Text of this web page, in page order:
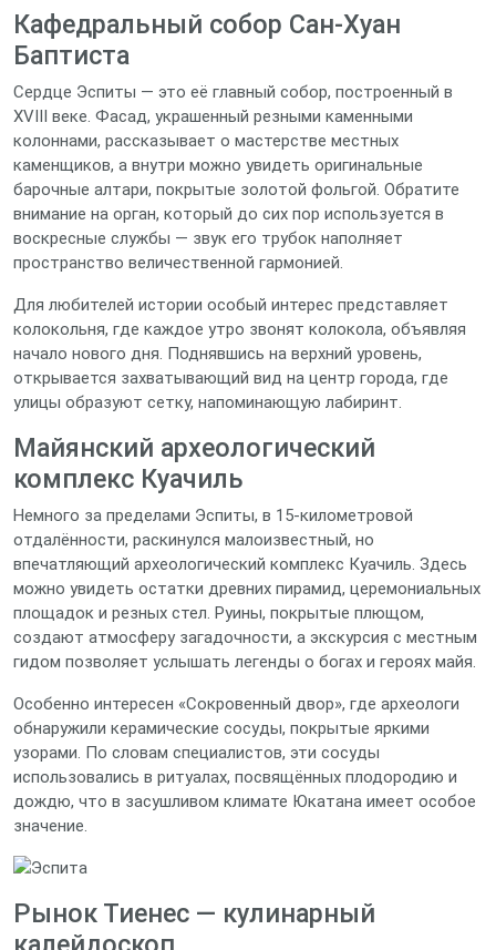
Кафедральный собор Сан-Хуан
Баптиста
Сердце Эспиты — это её главный собор, построенный в
XVIII веке. Фасад, украшенный резными каменными
колоннами, рассказывает о мастерстве местных
каменщиков, а внутри можно увидеть оригинальные
барочные алтари, покрытые золотой фольгой. Обратите
внимание на орган, который до сих пор используется в
воскресные службы — звук его трубок наполняет
пространство величественной гармонией.
Для любителей истории особый интерес представляет
колокольня, где каждое утро звонят колокола, объявляя
начало нового дня. Поднявшись на верхний уровень,
открывается захватывающий вид на центр города, где
улицы образуют сетку, напоминающую лабиринт.
Майянский археологический
комплекс Куачиль
Немного за пределами Эспиты, в 15‑километровой
отдалённости, раскинулся малоизвестный, но
впечатляющий археологический комплекс Куачиль. Здесь
можно увидеть остатки древних пирамид, церемониальных
площадок и резных стел. Руины, покрытые плющом,
создают атмосферу загадочности, а экскурсия с местным
гидом позволяет услышать легенды о богах и героях майя.
Особенно интересен «Сокровенный двор», где археологи
обнаружили керамические сосуды, покрытые яркими
узорами. По словам специалистов, эти сосуды
использовались в ритуалах, посвящённых плодородию и
дождю, что в засушливом климате Юкатана имеет особое
значение.
Рынок Тиенес — кулинарный